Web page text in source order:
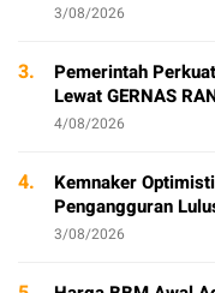
3/08/2026
3.
Pemerintah
Lewat GERNAS
4/08/2026
4.
Kemnaker
Pengangguran
3/08/2026